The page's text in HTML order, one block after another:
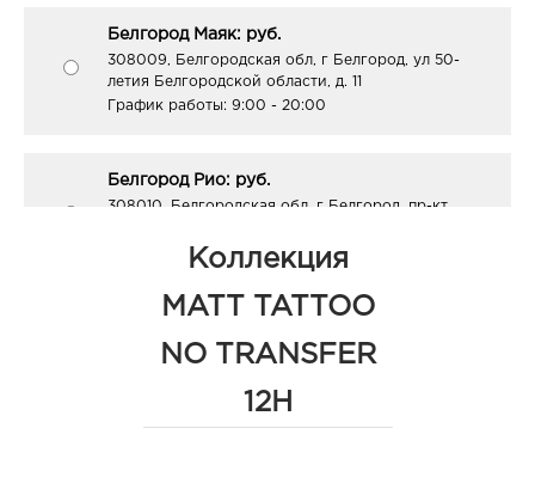
Белгород Маяк: руб.
308009, Белгородская обл, г Белгород, ул 50-
летия Белгородской области, д. 11
График работы: 9:00 - 20:00
Белгород Рио: руб.
308010, Белгородская обл, г Белгород, пр-кт
График работы:10:00 - 21:00
308036, Белгородская обл, г Белгород, ул Конева,
9:00 - 18:00
Коллекция
MATT TATTOO
NO TRANSFER
12H